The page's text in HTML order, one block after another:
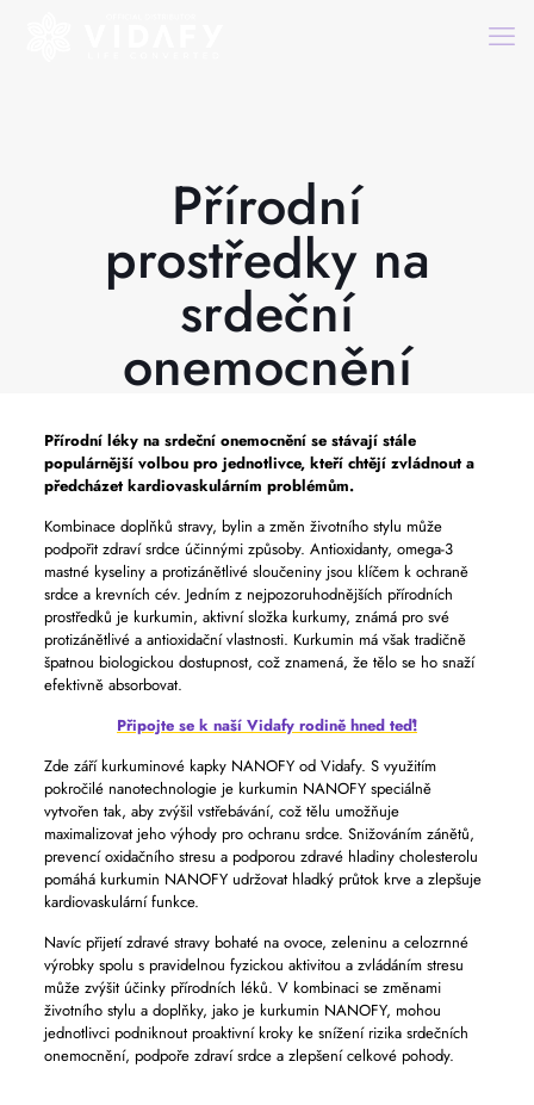
Přírodní
prostředky na
srdeční
onemocnění
Přírodní léky na srdeční onemocnění se stávají stále
populárnější volbou pro jednotlivce, kteří chtějí zvládnout a
předcházet kardiovaskulárním problémům.
Kombinace doplňků stravy, bylin a změn životního stylu může
podpořit zdraví srdce účinnými způsoby. Antioxidanty, omega-3
mastné kyseliny a protizánětlivé sloučeniny jsou klíčem k ochraně
srdce a krevních cév. Jedním z nejpozoruhodnějších přírodních
prostředků je kurkumin, aktivní složka kurkumy, známá pro své
protizánětlivé a antioxidační vlastnosti. Kurkumin má však tradičně
špatnou biologickou dostupnost, což znamená, že tělo se ho snaží
efektivně absorbovat.
Připojte se k naší Vidafy rodině hned teď!
Zde září kurkuminové kapky NANOFY od Vidafy. S využitím
pokročilé nanotechnologie je kurkumin NANOFY speciálně
vytvořen tak, aby zvýšil vstřebávání, což tělu umožňuje
maximalizovat jeho výhody pro ochranu srdce. Snižováním zánětů,
prevencí oxidačního stresu a podporou zdravé hladiny cholesterolu
pomáhá kurkumin NANOFY udržovat hladký průtok krve a zlepšuje
kardiovaskulární funkce.
Navíc přijetí zdravé stravy bohaté na ovoce, zeleninu a celozrnné
výrobky spolu s pravidelnou fyzickou aktivitou a zvládáním stresu
může zvýšit účinky přírodních léků. V kombinaci se změnami
životního stylu a doplňky, jako je kurkumin NANOFY, mohou
jednotlivci podniknout proaktivní kroky ke snížení rizika srdečních
onemocnění, podpoře zdraví srdce a zlepšení celkové pohody.